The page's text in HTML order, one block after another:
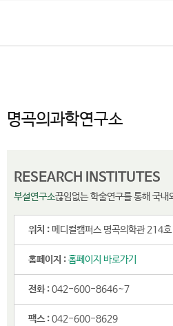
건
대
교
메명곡의과학연구소
RESEARCH INSTITUTES
부설연구소끊임없는 학술연구를 통해 국
위치 : 메디컬캠퍼스 명곡의학관 214호
홈페이지 :홈페이지 바로가기
전화 :042-600-8646~7
팩스 :042-600-8629